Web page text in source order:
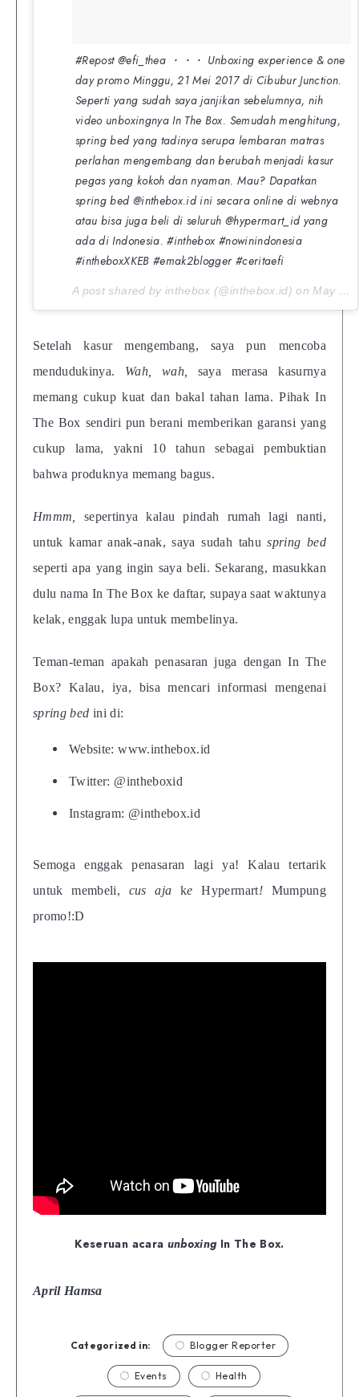
#Repost @efi_thea ・・・ Unboxing experience & one
day promo Minggu, 21 Mei 2017 di Cibubur Junction.
Seperti yang sudah saya janjikan sebelumnya, nih
video unboxingnya In The Box. Semudah menghitung,
spring bed yang tadinya serupa lembaran matras
perlahan mengembang dan berubah menjadi kasur
pegas yang kokoh dan nyaman. Mau? Dapatkan
spring bed @inthebox.id ini secara online di webnya
atau bisa juga beli di seluruh @hypermart_id yang
ada di Indonesia. #inthebox #nowinindonesia
#intheboxXKEB #emak2blogger #ceritaefi
A post shared by inthebox (@inthebox.id) on May 26, 2017 at 1:58am PDT
Setelah kasur mengembang, saya pun mencoba
mendudukinya. Wah, wah, saya merasa kasurnya
memang cukup kuat dan bakal tahan lama. Pihak In
The Box sendiri pun berani memberikan garansi yang
cukup lama, yakni 10 tahun sebagai pembuktian
bahwa produknya memang bagus.
Hmmm,
sepertinya kalau pindah rumah lagi nanti,
untuk kamar anak-anak, saya sudah tahuspring bed
seperti apa yang ingin saya beli. Sekarang, masukkan
dulu nama In The Box ke daftar, supaya saat waktunya
kelak, enggak lupa untuk membelinya.
Teman-teman apakah penasaran juga dengan In The
Box? Kalau, iya, bisa
mencari informasi mengenai
spring bed ini di:
Website: www.inthebox.id
Twitter: @intheboxid
Instagram: @inthebox.id
Semoga enggak penasaran lagi ya! Kalau tertarik
untuk membeli, cus aja keHypermart!Mumpung
promo!:D
Keseruan acara unboxingIn The Box.
April Hamsa
Categorized in: Blogger Reporter
Events Health